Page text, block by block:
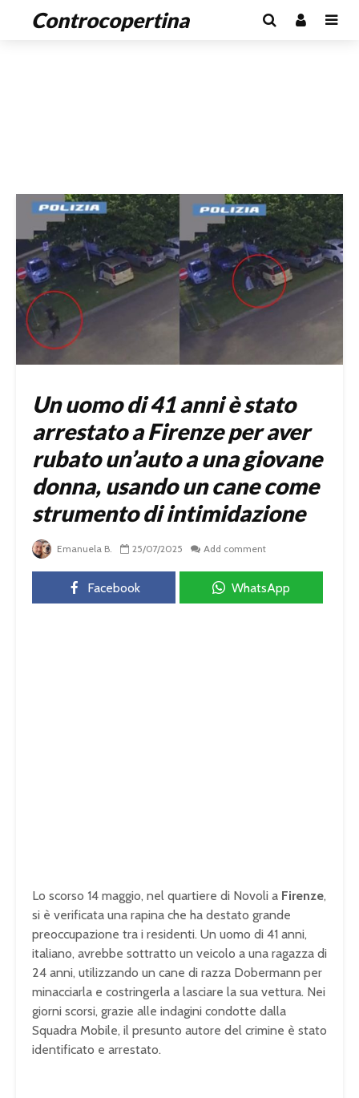
Controcopertina
Un uomo di 41 anni è stato
arrestato a Firenze per aver
rubato un’auto a una giovane
donna, usando un cane come
strumento di intimidazione
Emanuela B. 25/07/2025 Add comment
Facebook WhatsApp
Lo scorso 14 maggio, nel quartiere di Novoli a Firenze,
si è verificata una rapina che ha destato grande
preoccupazione tra i residenti. Un uomo di 41 anni,
italiano, avrebbe sottratto un veicolo a una ragazza di
24 anni, utilizzando un cane di razza Dobermann per
minacciarla e costringerla a lasciare la sua vettura. Nei
giorni scorsi, grazie alle indagini condotte dalla
Squadra Mobile, il presunto autore del crimine è stato
identificato e arrestato.